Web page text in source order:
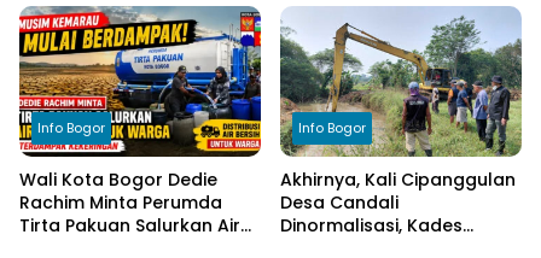
Cimulang, Libatkan Seluruh
Elemen Masyarakat
Transparansi Pengelolaan
Anggaran
Info Bogor
Wali Kota Bogor Dedie
Rachim Minta Perumda
Tirta Pakuan Salurkan Air
Info Bogor
Akhirnya, Kali Cipanggulan
Desa Candali
Dinormalisasi, Kades